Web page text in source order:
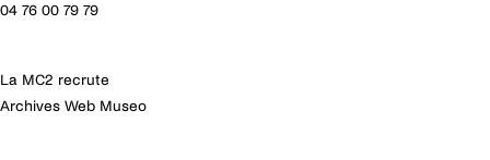
04 76 00 79 79
La MC2 recrute
Archives Web Museo